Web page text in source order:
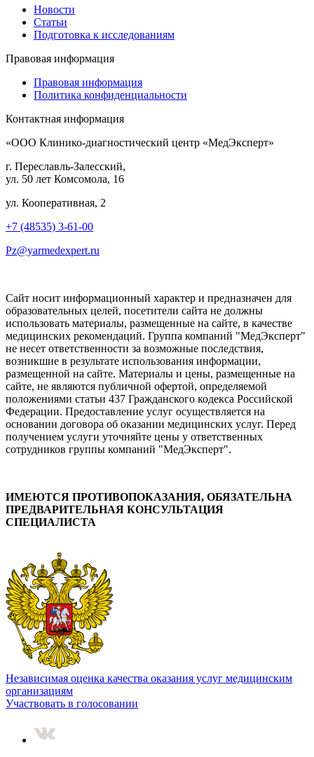
Новости
Статьи
Подготовка к исследованиям
Правовая информация
Правовая информация
Политика конфиденциальности
Контактная информация
«ООО Клинико-диагностический центр «МедЭксперт»
г. Переславль-Залесский,
ул. 50 лет Комсомола, 16
ул. Кооперативная, 2
+7 (48535) 3-61-00
Pz@yarmedexpert.ru
Сайт носит информационный характер и предназначен для
образовательных целей, посетители сайта не должны
использовать материалы, размещенные на сайте, в качестве
медицинских рекомендаций. Группа компаний "МедЭксперт"
не несет ответственности за возможные последствия,
возникшие в результате использования информации,
размещенной на сайте. Материалы и цены, размещенные на
сайте, не являются публичной офертой, определяемой
положениями статьи 437 Гражданского кодекса Российской
Федерации. Предоставление услуг осуществляется на
основании договора об оказании медицинских услуг. Перед
получением услуги уточняйте цены у ответственных
сотрудников группы компаний "МедЭксперт".
ИМЕЮТСЯ ПРОТИВОПОКАЗАНИЯ, ОБЯЗАТЕЛЬНА
ПРЕДВАРИТЕЛЬНАЯ КОНСУЛЬТАЦИЯ
СПЕЦИАЛИСТА
Независимая оценка качества оказания услуг медицинским
организациям
Участвовать в голосовании